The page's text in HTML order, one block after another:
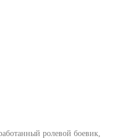
ролевой боевик,